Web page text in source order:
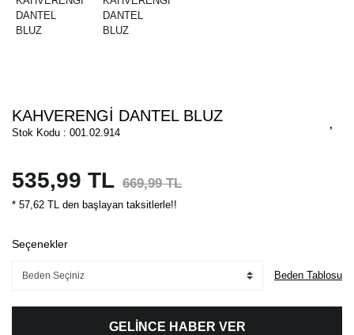
KAHVERENGİ DANTEL BLUZ
Stok Kodu : 001.02.914
535,99 TL 669,99 TL
* 57,62 TL den başlayan taksitlerle!!
Seçenekler
Beden Tablosu
GELİNCE HABER VER